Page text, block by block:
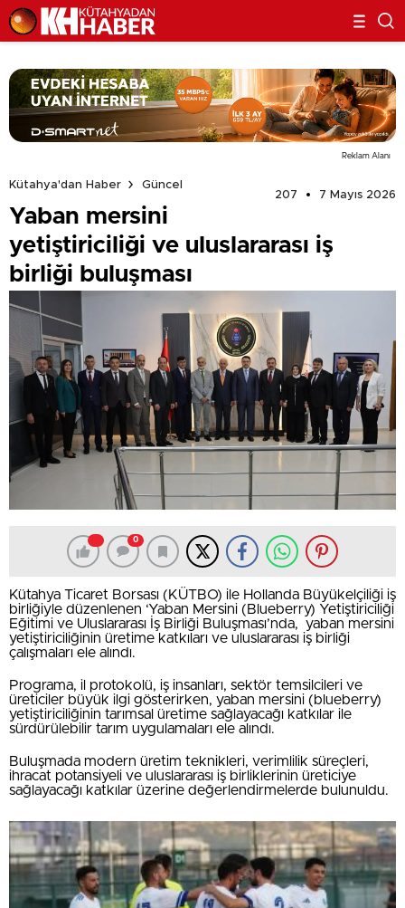
Reklam Alanı
Kütahya'dan Haber
Güncel
207
7 Mayıs 2026
Yaban mersini
yetiştiriciliği ve uluslararası iş
birliği buluşması
0
Kütahya Ticaret Borsası (KÜTBO) ile Hollanda Büyükelçiliği iş
birliğiyle düzenlenen ‘Yaban Mersini (Blueberry) Yetiştiriciliği
Eğitimi ve Uluslararası İş Birliği Buluşması’nda, yaban mersini
yetiştiriciliğinin üretime katkıları ve uluslararası iş birliği
çalışmaları ele alındı.
Programa, il protokolü, iş insanları, sektör temsilcileri ve
üreticiler büyük ilgi gösterirken, yaban mersini (blueberry)
yetiştiriciliğinin tarımsal üretime sağlayacağı katkılar ile
sürdürülebilir tarım uygulamaları ele alındı.
Buluşmada modern üretim teknikleri, verimlilik süreçleri,
ihracat potansiyeli ve uluslararası iş birliklerinin üreticiye
sağlayacağı katkılar üzerine değerlendirmelerde bulunuldu.